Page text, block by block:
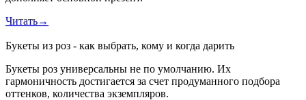
Читать→
Букеты из роз - как выбрать, кому и когда дарить
Букеты роз универсальны не по умолчанию. Их
гармоничность достигается за счет продуманного подбора
оттенков, количества экземпляров.